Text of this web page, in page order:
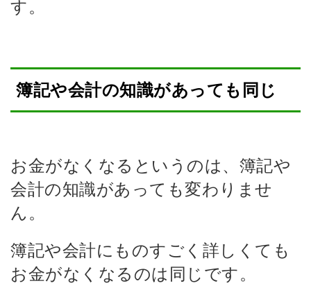
す。
簿記や会計の知識があっても同じ
お金がなくなるというのは、簿記や
会計の知識があっても変わりませ
ん。
簿記や会計にものすごく詳しくても
お金がなくなるのは同じです。